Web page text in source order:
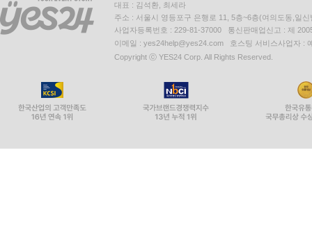
대표 : 김석환, 최세라
주소 : 서울시 영등포구 은행로 11, 5층~6층(여의도동,일신
사업자등록번호 : 229-81-37000 통신판매업신고 : 제
이메일 : yes24help@yes24.com 호스팅 서비스사업자 :
Copyright ⓒ YES24 Corp. All Rights Reserved.